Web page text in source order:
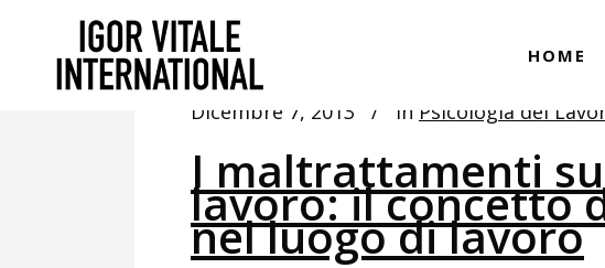
HOME
Dicembre 7, 2013 In Psicologia del
I maltrattamenti
lavoro: il concetto
nel luogo di lavoro